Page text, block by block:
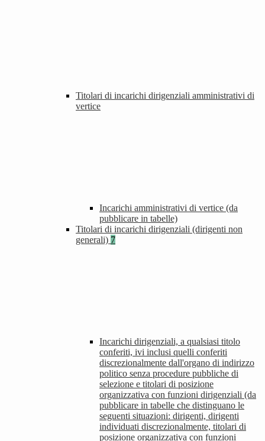
Titolari di incarichi dirigenziali amministrativi di
vertice
Incarichi amministrativi di vertice (da
pubblicare in tabelle)
Titolari di incarichi dirigenziali (dirigenti non
generali) 7
Incarichi dirigenziali, a qualsiasi titolo
conferiti, ivi inclusi quelli conferiti
discrezionalmente dall'organo di indirizzo
politico senza procedure pubbliche di
selezione e titolari di posizione
organizzativa con funzioni dirigenziali (da
pubblicare in tabelle che distinguano le
seguenti situazioni: dirigenti, dirigenti
individuati discrezionalmente, titolari di
posizione organizzativa con funzioni